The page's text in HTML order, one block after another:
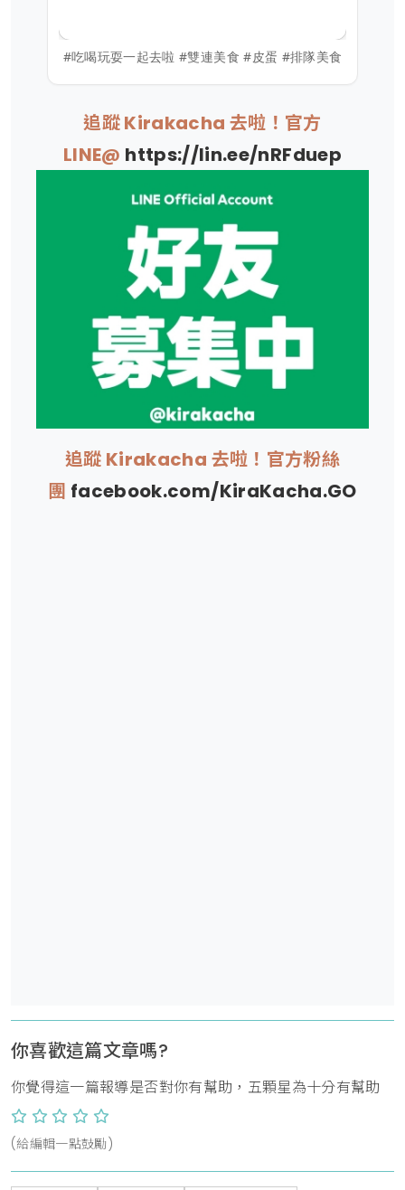
#吃喝玩耍一起去啦 #雙連美食 #皮蛋 #排隊美食
追蹤 Kirakacha 去啦！官方
LINE@ https://lin.ee/nRFduep
追蹤 Kirakacha 去啦！官方粉絲
團 facebook.com/KiraKacha.GO
你喜歡這篇文章嗎?
你覺得這一篇報導是否對你有幫助，五顆星為十分有幫助
(給編輯一點鼓勵)